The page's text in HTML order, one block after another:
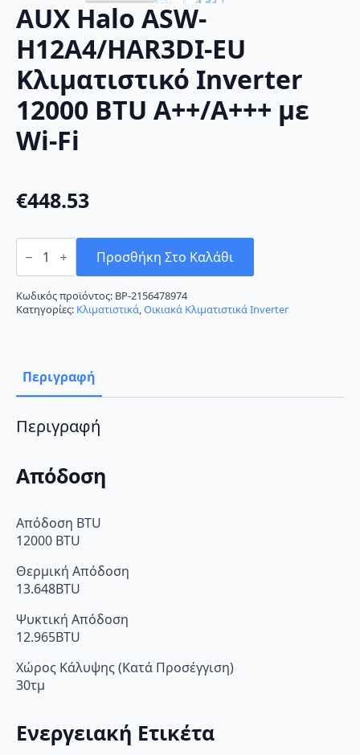
AUX Halo ASW-
H12A4/HAR3DI-EU
Κλιματιστικό Inverter
12000 BTU A++/A+++ με
Wi-Fi
€448.53
AUX
Halo
H12A4/HAR3DI-
EU
Κλιματιστικό
Inverter
με
Wi-
Fi
Προσθήκη Στο Καλάθι
Κωδικός προϊόντος: BP-2156478974
Κατηγορίες: Κλιματιστικά,Οικιακά Κλιματιστικά Inverter
Περιγραφή
Περιγραφή
Απόδοση
Απόδοση BTU
12000 BTU
Θερμική Απόδοση
13.648BTU
Ψυκτική Απόδοση
12.965BTU
Χώρος Κάλυψης (Κατά Προσέγγιση)
30τμ
Ενεργειακή Ετικέτα